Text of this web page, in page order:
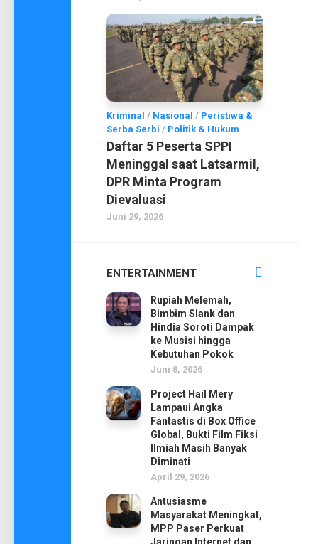
Kriminal / Nasional / Peristiwa &
Serba Serbi / Politik & Hukum
Daftar 5 Peserta SPPI
Meninggal saat Latsarmil,
DPR Minta Program
Dievaluasi
Juni 29, 2026
ENTERTAINMENT
Rupiah Melemah,
Bimbim Slank dan
Hindia Soroti Dampak
ke Musisi hingga
Kebutuhan Pokok
Juni 8, 2026
Project Hail Mery
Lampaui Angka
Fantastis di Box Office
Global, Bukti Film Fiksi
Ilmiah Masih Banyak
Diminati
April 29, 2026
Antusiasme
Masyarakat Meningkat,
MPP Paser Perkuat
Jaringan Internet dan